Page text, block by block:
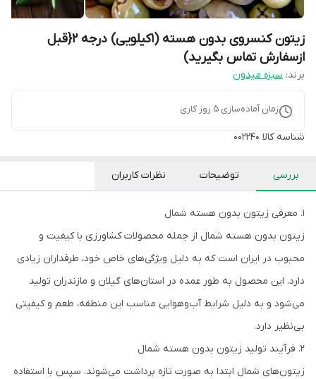
زیتون کنسروی بدون هسته (1کیلویی) درجه 2{قبل
ازسفارش تماس بگیرید)
برند: سبزه میدون
زمان آماده‌سازی 5 روز کاری
شناسه کالا 002240
بررسی توضیحات نظرات کاربران
۱. معرفی زیتون بدون هسته شمال
زیتون بدون هسته شمال از جمله محصولات کشاورزی با کیفیت و
محبوب در ایران است که به دلیل ویژگی‌های خاص خود، طرفداران زیادی
دارد. این محصول به طور عمده در استان‌های گیلان و مازندران تولید
می‌شود و به دلیل شرایط آب‌وهوایی مناسب این منطقه، طعم و کیفیتی
بی‌نظیر دارد.
۲. فرآیند تولید زیتون بدون هسته شمال
زیتون‌های شمال ابتدا به صورت تازه برداشت می‌شوند. سپس با استفاده